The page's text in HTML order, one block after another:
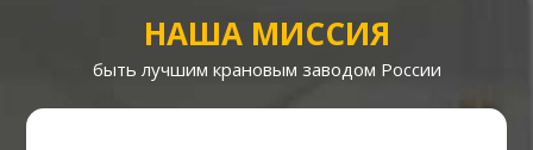
НАША МИССИЯ
быть лучшим крановым заводом России